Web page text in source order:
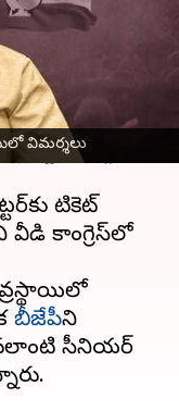
విమర్శలు
నేత
కాంగ్రెస్
ఖర్గే
టికెట్
వీడి కాంగ్రెస్‌లో
బీజేపీని
సీనియర్